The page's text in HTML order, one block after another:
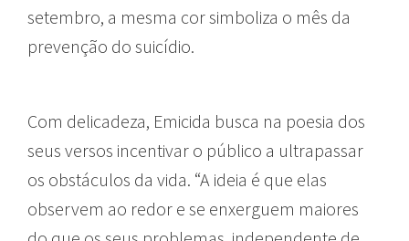
setembro, a mesma cor simboliza o mês da
prevenção do suicídio.
Com delicadeza, Emicida busca na poesia dos
seus versos incentivar o público a ultrapassar
os obstáculos da vida. “A ideia é que elas
observem ao redor e se enxerguem maiores